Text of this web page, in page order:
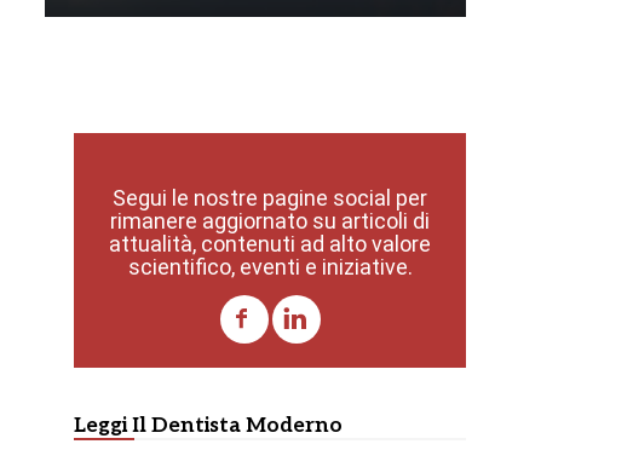
Segui le nostre pagine social per
rimanere aggiornato su articoli di
attualità, contenuti ad alto valore
scientifico, eventi e iniziative.
Leggi Il Dentista Moderno